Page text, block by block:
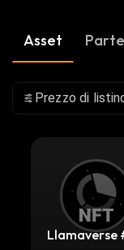
Asset
Prezzo di
Llamaverse